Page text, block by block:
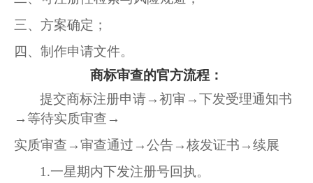
三、 方案确定；
四、 制作申请文件。
商标审查的官方流程：
提交商标注册申请→初审→下发受理通知书
→等待实质审查→
实质审查 →审查通过→公告→核发证书→续展
1.一星期内下发注册号回执。